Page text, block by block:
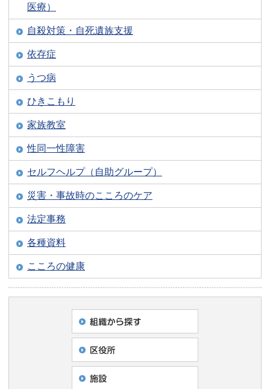
医療）
自殺対策・自死遺族支援
依存症
うつ病
ひきこもり
家族教室
性同一性障害
セルフヘルプ（自助グループ）
災害・事故時のこころのケア
法定事務
各種資料
こころの健康